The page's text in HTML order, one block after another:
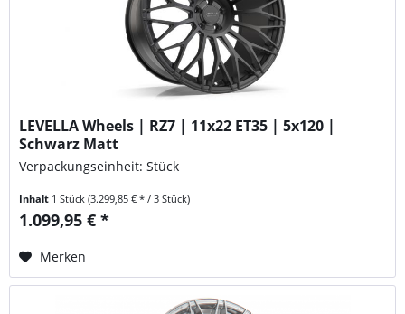
LEVELLA Wheels | RZ7 | 11x22 ET35 | 5x120 |
Schwarz Matt
Verpackungseinheit: Stück
Inhalt 1 Stück(3.299,85 € * / 3 Stück)
1.099,95 € *
Merken